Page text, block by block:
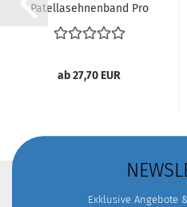
Patellasehnenband Pro
ab 27,70 EUR
Exklusive Angebote